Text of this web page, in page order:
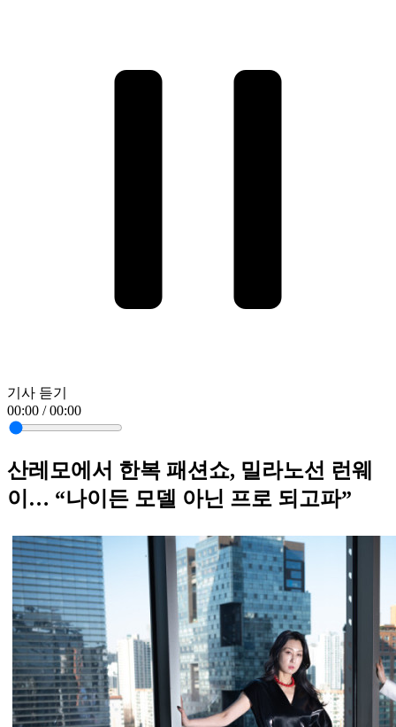
기사 듣기
00:00 / 00:00
산레모에서 한복 패션쇼, 밀라노선 런웨
이… “나이든 모델 아닌 프로 되고파”